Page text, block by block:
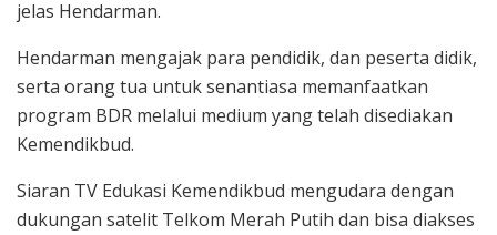
jelas Hendarman.
Hendarman mengajak para pendidik, dan peserta didik,
serta orang tua untuk senantiasa memanfaatkan
program BDR melalui medium yang telah disediakan
Kemendikbud.
Siaran TV Edukasi Kemendikbud mengudara dengan
dukungan satelit Telkom Merah Putih dan bisa diakses